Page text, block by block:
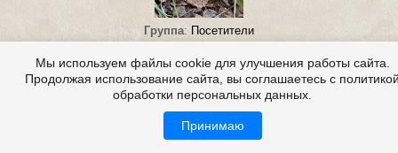
Группа: Посетители
Публикаций: 6
Комментариев: 58
не ставьте ни чё е
Мы используем файлы cookie для улучшения работы сайта.
Продолжая использование сайта, вы соглашаетесь с
обработки персональных данных.
Принимаю